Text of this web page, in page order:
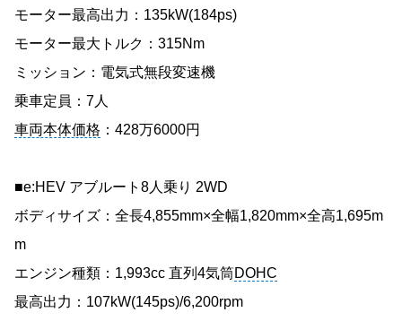
モーター最高出力：135kW(184ps)
モーター最大トルク：315Nm
ミッション：電気式無段変速機
乗車定員：7人
車両本体価格 ：428万6000円
■e:HEV アブルート8人乗り 2WD
ボディサイズ：全長4,855mm×全幅1,820mm×全高1,695m
m
エンジン種類：1,993cc 直列4気筒DOHC
最高出力：107kW(145ps)/6,200rpm